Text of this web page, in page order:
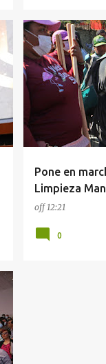
Pone en
Limpieza
off 12:21
ACAPULCO
0